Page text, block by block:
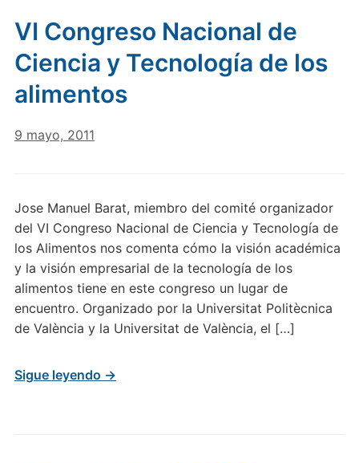
VI Congreso Nacional de
Ciencia y Tecnología de los
alimentos
9 mayo, 2011
Jose Manuel Barat, miembro del comité organizador
del VI Congreso Nacional de Ciencia y Tecnología de
los Alimentos nos comenta cómo la visión académica
y la visión empresarial de la tecnología de los
alimentos tiene en este congreso un lugar de
encuentro. Organizado por la Universitat Politècnica
de València y la Universitat de València, el […]
Sigue leyendo →